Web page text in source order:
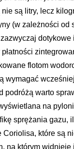
są litry, lecz
(w zależności od
flotom
wymagać
podróżą warto
na
sprężania gazu,
Coriolisa, które są
na którym